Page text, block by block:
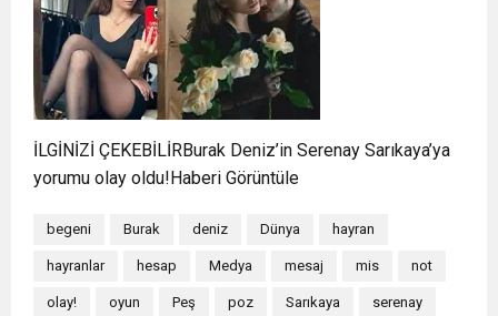
İLGİNİZİ ÇEKEBİLİRBurak Deniz’in Serenay Sarıkaya’ya
yorumu olay oldu!Haberi Görüntüle
begeni Burak deniz Dünya hayran
hayranlar hesap Medya mesaj mis not
olay! oyun Peş poz Sarıkaya serenay